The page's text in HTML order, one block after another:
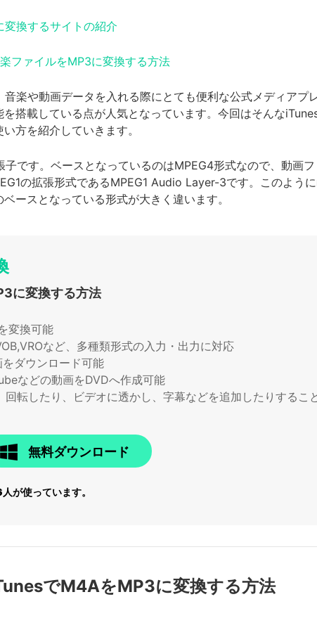
換するサイトの紹介
ファイルをMP3に変換する方法
楽や動画データを入れる際にとても便利な公式メディアプ
搭載している点が人気となっています。今回はそんな
方を紹介していきます。
です。ベースとなっているのはMPEG4形式なので、動画
の拡張形式であるMPEG1 Audio Layer-3です。このよう
ースとなっている形式が大きく違います。
に変換する方法
変換可能
など、多種類形式の入力・出力に対応
ダウンロード可能
などの動画をDVDへ作成可能
転したり、ビデオに透かし、字幕などを追加したりするこ
無料ダウンロード
人が使っています。
でM4AをMP3に変換する方法